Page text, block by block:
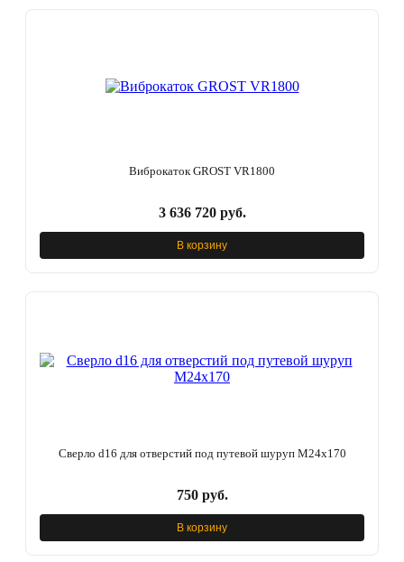
Виброкаток GROST VR1800
3 636 720 руб.
В корзину
Сверло d16 для отверстий под путевой шуруп М24х170
750 руб.
В корзину